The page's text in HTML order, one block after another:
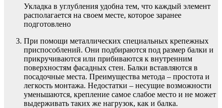
Укладка в углубления удобна тем, что каждый элемент
располагается на своем месте, которое заранее
подготовлено
При помощи металлических специальных крепежных
приспособлений. Они подбираются под размер балки и
прикручиваются или прибиваются к внутренним
поверхностям фасадных стен. Балки вставляются в
посадочные места. Преимущества метода – простота и
легкость монтажа. Недостатки – несущие возможности
уменьшаются, крепление самое слабое место и не может
выдерживать таких же нагрузок, как и балка.